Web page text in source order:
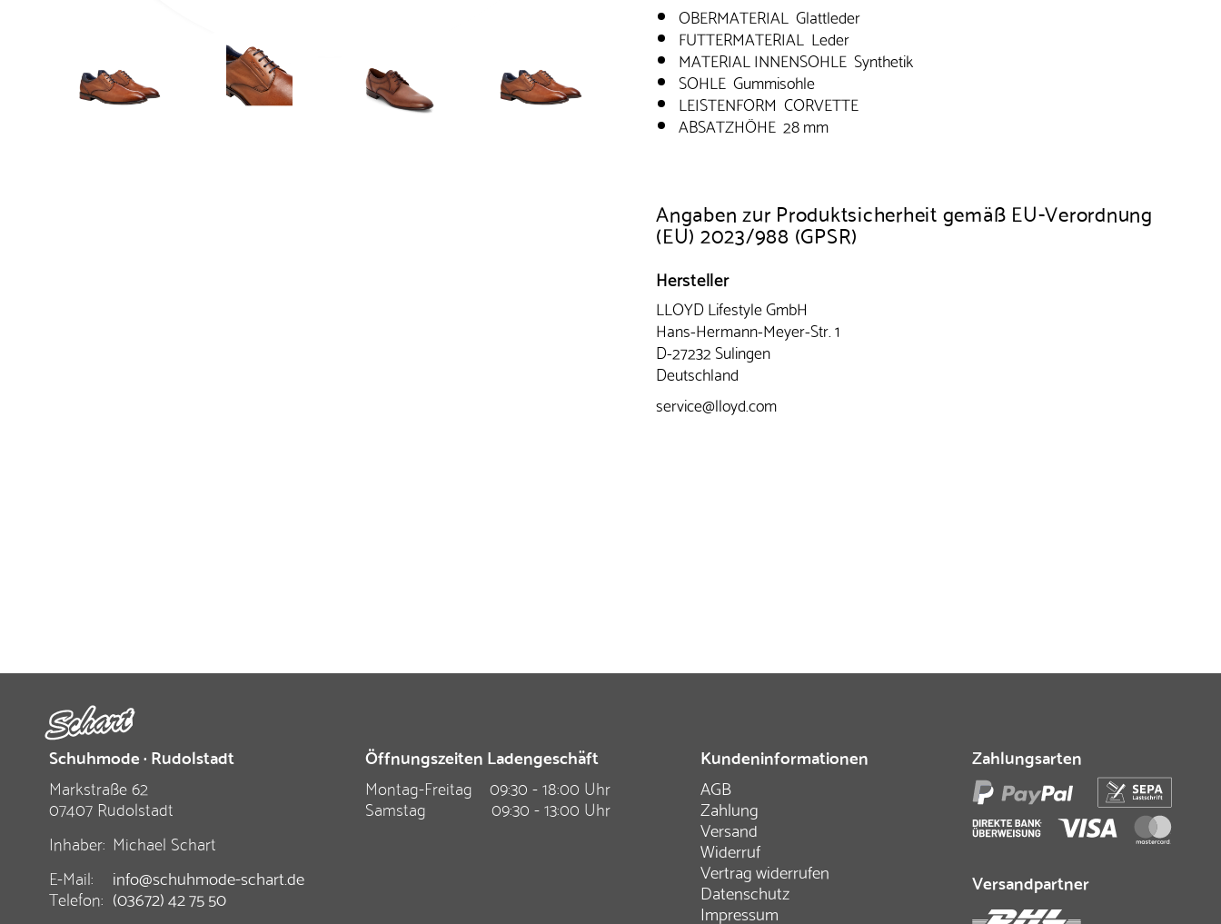
OBERMATERIAL Glattleder
FUTTERMATERIAL Leder
MATERIAL INNENSOHLE Synthetik
SOHLE Gummisohle
LEISTENFORM CORVETTE
ABSATZHÖHE 28 mm
Angaben zur Produktsicherheit gemäß EU-Verordnung
(EU) 2023/988 (GPSR)
Hersteller
LLOYD Lifestyle GmbH
Hans-Hermann-Meyer-Str. 1
D-27232 Sulingen
Deutschland
service@lloyd.com
Schuhmode · Rudolstadt
Markstraße 62
07407 Rudolstadt
Inhaber: Michael Schart
E-Mail:
info@schuhmode-schart.de
Telefon: (03672) 42 75 50
Öffnungszeiten Ladengeschäft
Montag-Freitag
09:30 - 18:00 Uhr
Samstag 09:30 - 13:00 Uhr
Kundeninformationen
AGB
Zahlung
Versand
Widerruf
Vertrag widerrufen
Datenschutz
Impressum
Zahlungsarten
Versandpartner